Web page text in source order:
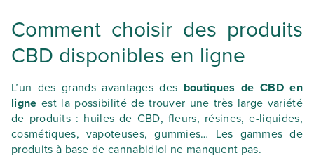
Comment choisir des produits
CBD disponibles en ligne
L’un des grands avantages des boutiques de CBD en
ligne est la possibilité de trouver une très large variété
de produits : huiles de CBD, fleurs, résines, e-liquides,
cosmétiques, vapoteuses, gummies… Les gammes de
produits à base de cannabidiol ne manquent pas.